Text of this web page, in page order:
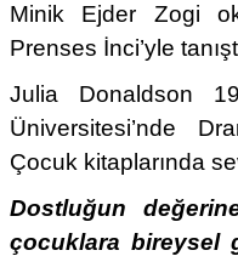
Minik Ejder Zogi
Prenses İnci’yle
Julia Donaldson
Üniversitesi’nde
Çocuk kitaplarında
Dostluğun
çocuklara bireysel